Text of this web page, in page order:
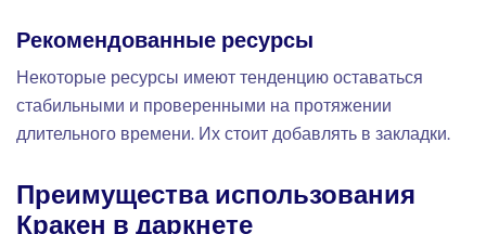
Рекомендованные ресурсы
Некоторые ресурсы имеют тенденцию оставаться
стабильными и проверенными на протяжении
длительного времени. Их стоит добавлять в закладки.
Преимущества использования
Кракен в даркнете